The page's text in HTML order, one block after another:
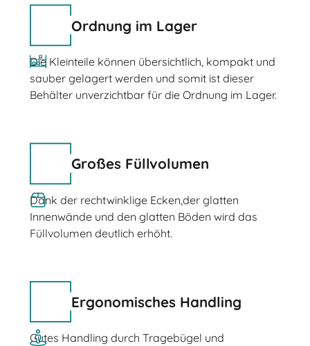
Ordnung im Lager
Die Kleinteile können übersichtlich, kompakt und
sauber gelagert werden und somit ist dieser
Behälter unverzichtbar für die Ordnung im Lager.
Großes Füllvolumen
Dank der rechtwinklige Ecken,der glatten
Innenwände und den glatten Böden wird das
Füllvolumen deutlich erhöht.
Ergonomisches Handling
Gutes Handling durch Tragebügel und